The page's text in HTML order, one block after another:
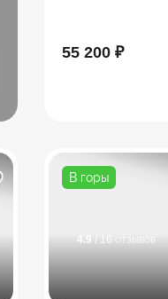
55 200 ₽
В горы
4.9 / 16 отзывов